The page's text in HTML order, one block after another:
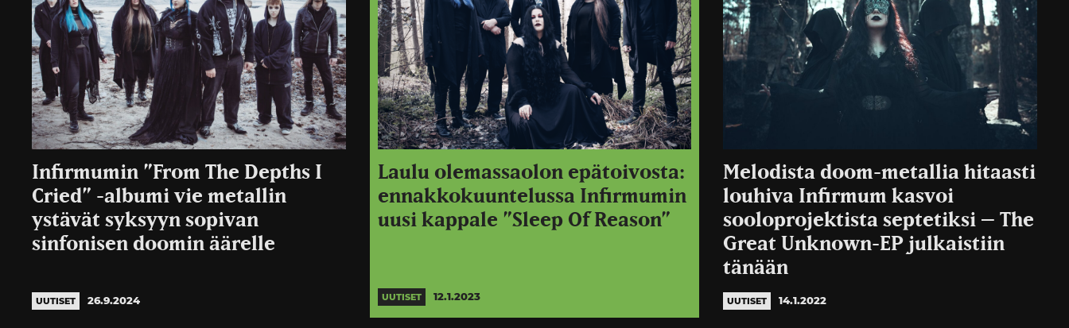
Infirmumin ”From The Depths I
Cried” -albumi vie metallin
ystävät syksyyn sopivan
sinfonisen doomin äärelle
UUTISET 26.9.2024
Laulu olemassaolon epätoivosta:
ennakkokuuntelussa Infirmumin
uusi kappale ”Sleep Of Reason”
UUTISET 12.1.2023
Melodista doom-metallia hitaasti
louhiva Infirmum kasvoi
sooloprojektista septetiksi – The
Great Unknown-EP julkaistiin
tänään
UUTISET 14.1.2022